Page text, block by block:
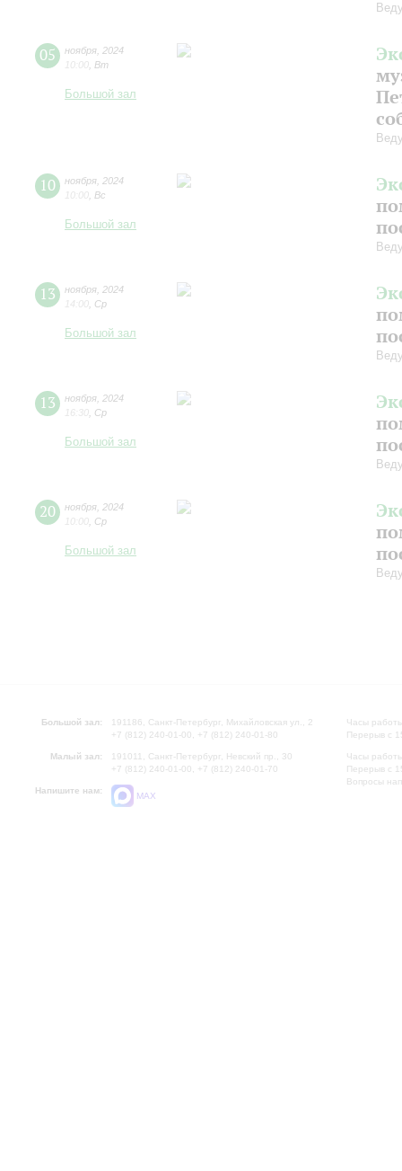
05 ноября 2024
10:00 Вт
Большой зал
10 ноября 2024
10:00 Вс
Большой зал
13 ноября 2024
14:00 Ср
Большой зал
13 ноября 2024
16:30 Ср
Большой зал
20 ноября 2024
10:00 Ср
Большой зал
Большой зал:
191186, Санкт-Петербург, Михайловская ул., 2
+7 (812) 240-01-00, +7 (812) 240-01-80
Малый зал:
191011, Санкт-Петербург, Невский пр., 30
+7 (812) 240-01-00, +7 (812) 240-01-70
Напишите нам:
MAX
Часы
Перерыв с
Часы
Перерыв с
Вопросы